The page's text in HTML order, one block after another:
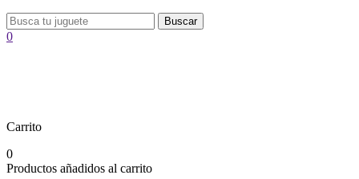
Buscar
0
Carrito
0
Productos añadidos al carrito